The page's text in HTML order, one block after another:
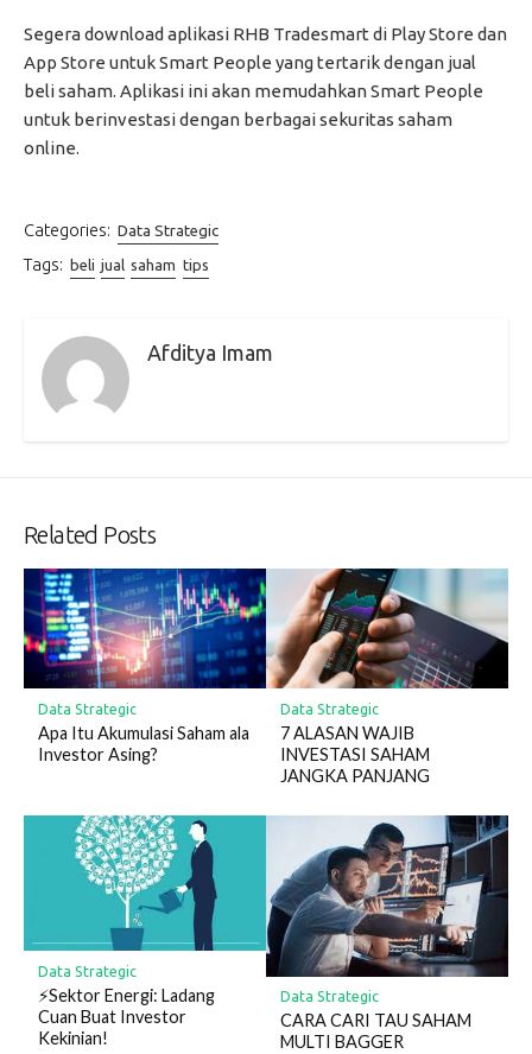
Segera download aplikasi RHB Tradesmart di Play Store dan
App Store untuk Smart People yang tertarik dengan jual
beli saham. Aplikasi ini akan memudahkan Smart People
untuk berinvestasi dengan berbagai sekuritas saham
online.
Categories: Data Strategic
Tags: beli jual saham tips
Afditya Imam
Related Posts
Data Strategic
Apa Itu Akumulasi Saham ala
Investor Asing?
Data Strategic
7 ALASAN WAJIB
INVESTASI SAHAM
JANGKA PANJANG
Data Strategic
⚡️Sektor Energi: Ladang
Cuan Buat Investor
Kekinian!
Data Strategic
CARA CARI TAU SAHAM
MULTI BAGGER